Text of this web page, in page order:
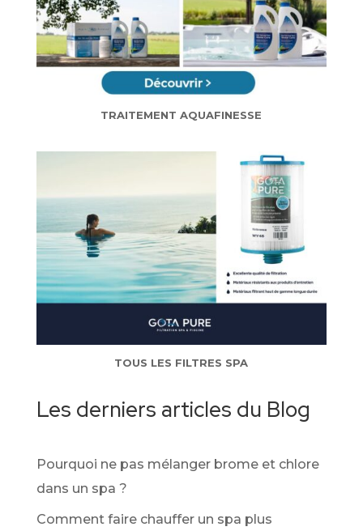
TRAITEMENT AQUAFINESSE
TOUS LES FILTRES SPA
Les derniers articles du Blog
Pourquoi ne pas mélanger brome et chlore
dans un spa ?
Comment faire chauffer un spa plus